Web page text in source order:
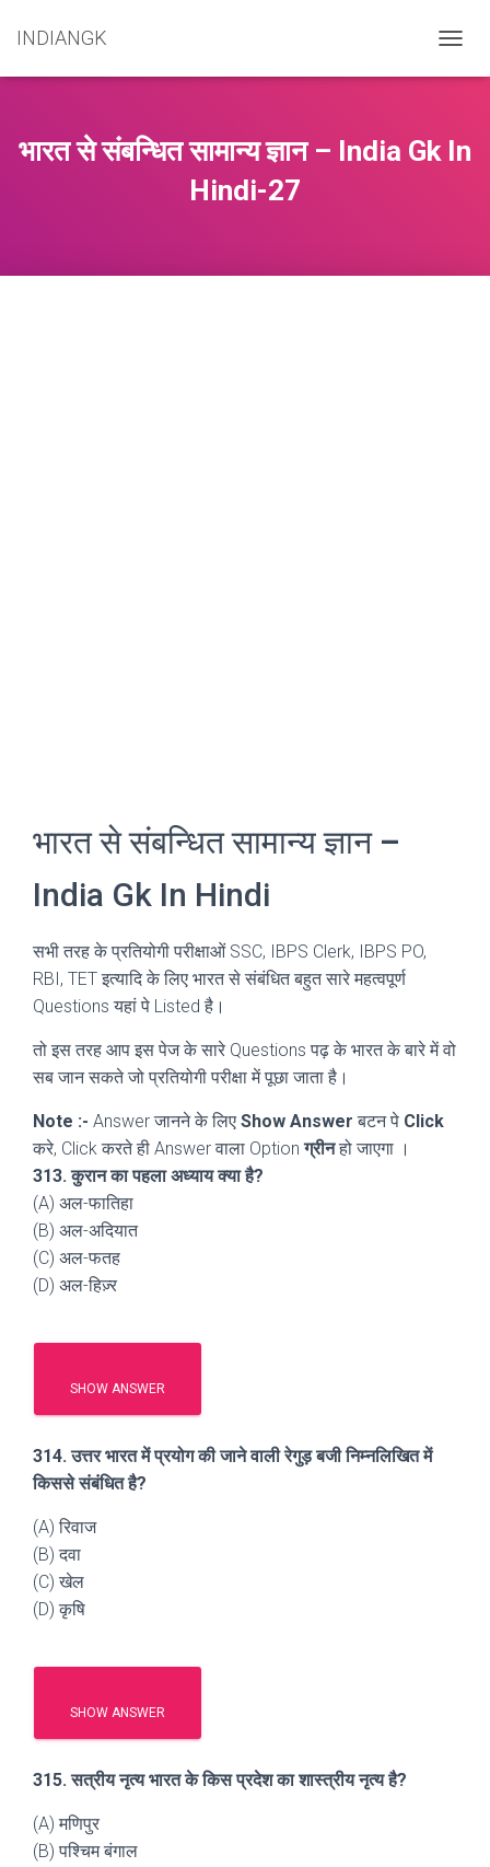
INDIANGK
O
L
E
भारत से संबन्धित सामान्य ज्ञान – India Gk In
Hindi-27
भारत से संबन्धित सामान्य ज्ञान –
India Gk In Hindi
सभी तरह के प्रतियोगी परीक्षाओं SSC, IBPS Clerk, IBPS PO,
RBI, TET इत्यादि के लिए भारत से संबंधित बहुत सारे महत्वपूर्ण
Questions यहां पे Listed है।
तो इस तरह आप इस पेज के सारे Questions पढ़ के भारत के बारे में वो
सब जान सकते जो प्रतियोगी परीक्षा में पूछा जाता है।
Note :- Answer जानने के लिए Show Answer बटन पे Click
करे, Click करते ही Answer वाला Optionग्रीनहो जाएगा ।
313. कुरान का पहला अध्याय क्या है?
(A) अल-फातिहा
(B) अल-अदियात
(C) अल-फतह
(D) अल-हिज़्र
SHOW ANSWER
314. उत्तर भारत में प्रयोग की जाने वाली रेगुड़ बजी निम्नलिखित में
किससे संबंधित है?
(A) रिवाज
(B) दवा
(C) खेल
(D) कृषि
SHOW ANSWER
315. सत्रीय नृत्य भारत के किस प्रदेश का शास्त्रीय नृत्य है?
(A) मणिपुर
(B) पश्चिम बंगाल